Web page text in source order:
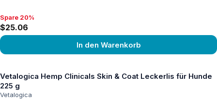
Spare 20%, $25.06
Spare 20%
$25.06
In den Warenkorb
Vetalogica Hemp Clinicals Skin & Coat Leckerlis für Hunde
225 g
Vetalogica